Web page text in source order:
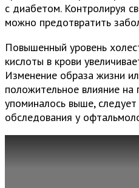
с диабетом. Контролируя
можно предотвратить
Повышенный уровень
кислоты в крови
Изменение образа жизни
положительное влияние на
упоминалось выше,
обследования у